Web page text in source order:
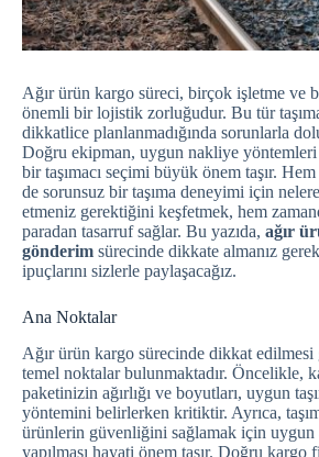
Ağır ürün kargo süreci, birçok işletme ve
önemli bir lojistik zorluğudur. Bu tür
dikkatlice planlanmadığında sorunlarla
Doğru ekipman, uygun nakliye
bir taşımacı seçimi büyük önem taşır.
de sorunsuz bir taşıma deneyimi için
etmeniz gerektiğini keşfetmek, hem
paradan tasarruf sağlar. Bu yazıda, ağır
gönderim sürecinde dikkate almanız
ipuçlarını sizlerle paylaşacağız.
Ana Noktalar
Ağır ürün kargo sürecinde dikkat edilmesi
temel noktalar bulunmaktadır. Öncelikle,
paketinizin ağırlığı ve boyutları, uygun
yöntemini belirlerken kritiktir. Ayrıca,
ürünlerin güvenliğini sağlamak için uygun
yapılması hayati önem taşır. Doğru kargo